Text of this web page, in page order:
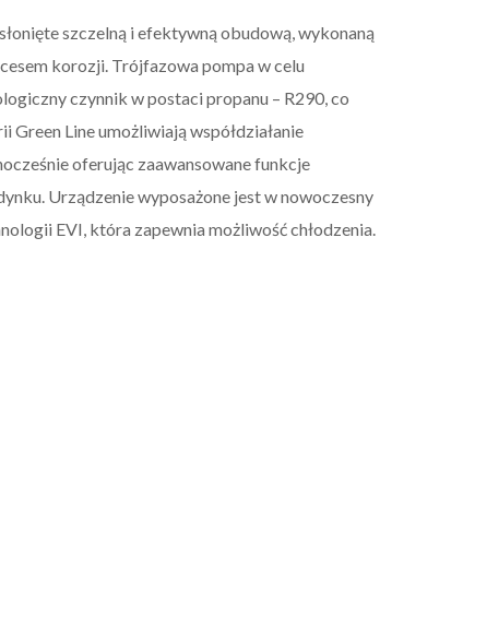
szczelną i efektywną obudową, wykonaną
korozji. Trójfazowa pompa w celu
czynnik w postaci propanu – R290, co
Line umożliwiają współdziałanie
oferując zaawansowane funkcje
Urządzenie wyposażone jest w nowoczesny
EVI, która zapewnia możliwość chłodzenia.